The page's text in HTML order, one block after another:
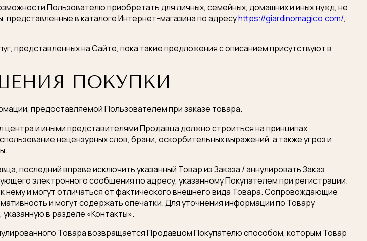
Пользователю приобретать для личных, семейных, домашних и иных нужд, не
в каталоге Интернет-магазина по адресуhttps://giardinomagico.com/,
представленных на Сайте, пока такие предложения с описанием присутствуют в
ПОКУПКИ
предоставляемой Пользователем при заказе товара.
и иными представителями Продавца должно строиться на принципах
нецензурных слов, брани, оскорбительных выражений, а также угроз и
последний вправе исключить указанный Товар из Заказа / аннулировать Заказ
электронного сообщения по адресу, указанному Покупателем при регистрации.
и могут отличаться от фактического внешнего вида Товара. Сопровождающие
и могут содержать опечатки. Для уточнения информации по Товару
в разделе «Контакты».
Товара возвращается Продавцом Покупателю способом, которым Товар